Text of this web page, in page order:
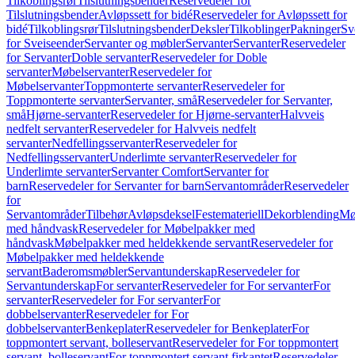
TilslutningsbenderAvløpssett for bidéReservedeler for Avløpssett for
bidéTilkoblingsrørTilslutningsbenderDekslerTilkoblingerPakninger
for SveiseenderServanter og møblerServanterServanterReservedeler
for ServanterDoble servanterReservedeler for Doble
servanterMøbelservanterReservedeler for
MøbelservanterToppmonterte servanterReservedeler for
Toppmonterte servanterServanter, småReservedeler for Servanter,
småHjørne-servanterReservedeler for Hjørne-servanterHalvveis
nedfelt servanterReservedeler for Halvveis nedfelt
servanterNedfellingsservanterReservedeler for
NedfellingsservanterUnderlimte servanterReservedeler for
Underlimte servanterServanter ComfortServanter for
barnReservedeler for Servanter for barnServantområderReservedeler
for
ServantområderTilbehørAvløpsdekselFestemateriellDekorblending
med håndvaskReservedeler for Møbelpakker med
håndvaskMøbelpakker med heldekkende servantReservedeler for
Møbelpakker med heldekkende
servantBaderomsmøblerServantunderskapReservedeler for
ServantunderskapFor servanterReservedeler for For servanterFor
servanterReservedeler for For servanterFor
dobbelservanterReservedeler for For
dobbelservanterBenkeplaterReservedeler for BenkeplaterFor
toppmontert servant, bolleservantReservedeler for For toppmontert